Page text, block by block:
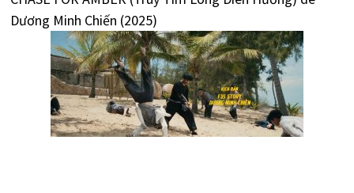
Dương Minh Chiến (2025)